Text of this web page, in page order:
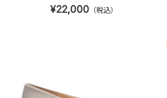
¥22,000（税込）